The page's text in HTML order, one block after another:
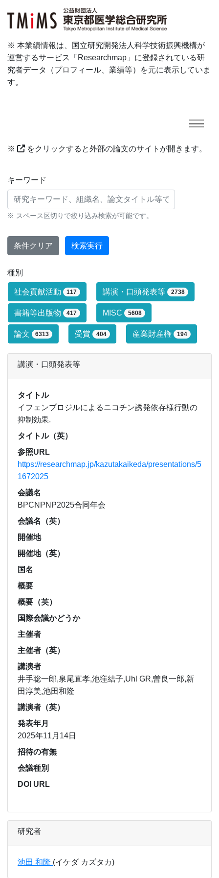
※ 本業績情報は、国立研究開発法人科学技術振興機構が
運営するサービス「Researchmap」に登録されている研
究者データ（プロフィール、業績等）を元に表示していま
す。
※ をクリックすると外部の論文のサイトが開きます。
研究業績に対する検索条件
キーワード
※ スペース区切りで絞り込み検索が可能です。
条件クリア 検索実行
種別
研究業績タイプによる絞り込み条件で
社会貢献活動 117 講演・口頭発表等 2738
書籍等出版物 417 MISC 5608
論文 6313 受賞 404 産業財産権 194
講演・口頭発表等
タイトル
イフェンプロジルによるニコチン誘発依存様行動の
抑制効果.
タイトル（英）
参照URL
https://researchmap.jp/kazutakaikeda/presentations/5
1672025
会議名
BPCNPNP2025合同年会
会議名（英）
開催地
開催地（英）
国名
概要
概要（英）
国際会議かどうか
主催者
主催者（英）
講演者
井手聡一郎,泉尾直孝,池窪結子,Uhl GR,曽良一郎,新
田淳美,池田和隆
講演者（英）
発表年月
2025年11月14日
招待の有無
会議種別
DOI URL
研究者
池田 和隆 (イケダ カズタカ)